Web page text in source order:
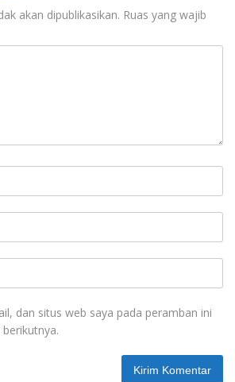
akan dipublikasikan. Ruas yang wajib
dan situs web saya pada peramban ini